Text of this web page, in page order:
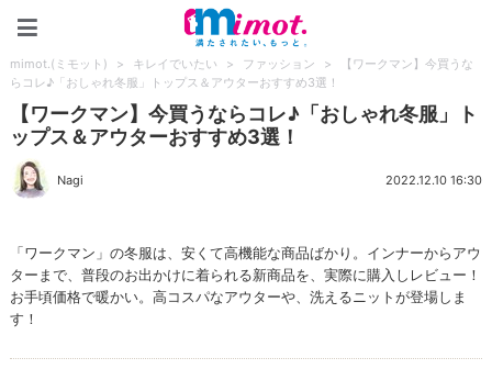
mimot.(ミモット) > キレイでいたい > ファッション >
【ワークマン】今買うな
らコレ♪「おしゃれ冬服」トップス＆アウターおすすめ3選！
【ワークマン】今買うならコレ♪「おしゃれ冬服」ト
ップス＆アウターおすすめ3選！
Nagi 2022.12.10 16:30
「ワークマン」の冬服は、安くて高機能な商品ばかり。インナーからアウ
ターまで、普段のお出かけに着られる新商品を、実際に購入しレビュー！
お手頃価格で暖かい。高コスパなアウターや、洗えるニットが登場しま
す！